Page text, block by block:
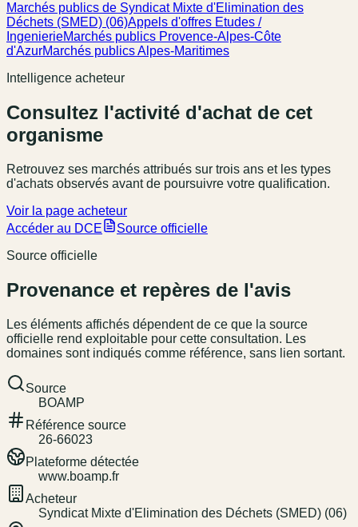
Marchés publics de Syndicat Mixte d'Elimination des
Déchets (SMED) (06)Appels d'offres Etudes /
IngenierieMarchés publics Provence-Alpes-Côte
d'AzurMarchés publics Alpes-Maritimes
Intelligence acheteur
Consultez l'activité d'achat de cet
organisme
Retrouvez ses marchés attribués sur trois ans et les types
d'achats observés avant de poursuivre votre qualification.
Voir la page acheteur
Accéder au DCE
Source officielle
Source officielle
Provenance et repères de l'avis
Les éléments affichés dépendent de ce que la source
officielle rend exploitable pour cette consultation. Les
domaines sont indiqués comme référence, sans lien sortant.
Source
BOAMP
Référence source
26-66023
Plateforme détectée
www.boamp.fr
Acheteur
Syndicat Mixte d'Elimination des Déchets (SMED) (06)